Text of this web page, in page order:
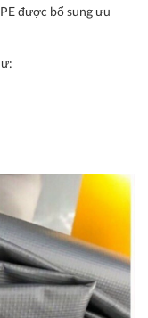
được bổ sung ưu